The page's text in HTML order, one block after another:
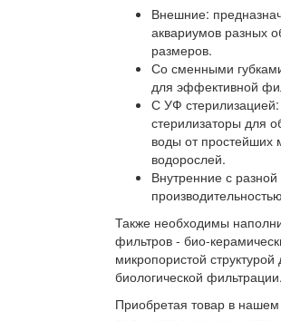
Внешние:
аквариумов разных
размеров.
Со сменными
для эффективной
С УФ
стерилизаторы для
воды от простейших
водорослей.
Внутренние с разной
Также необходимы
фильтров - био-
микропористой
биологической фильтрации.
Приобретая товар в